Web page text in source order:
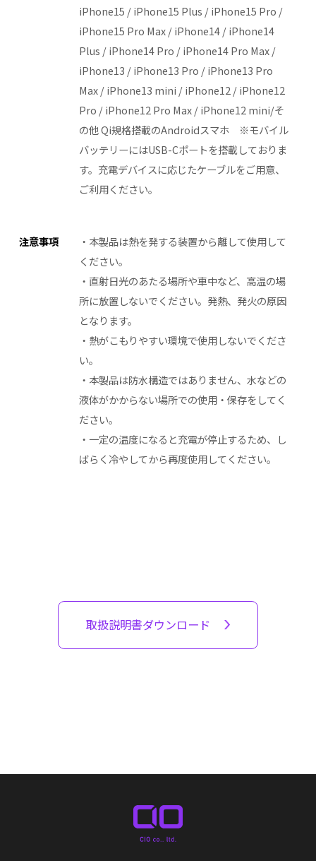
iPhone15 / iPhone15 Plus / iPhone15 Pro /
iPhone15 Pro Max / iPhone14 / iPhone14
Plus / iPhone14 Pro / iPhone14 Pro Max /
iPhone13 / iPhone13 Pro / iPhone13 Pro
Max / iPhone13 mini / iPhone12 / iPhone12
Pro / iPhone12 Pro Max / iPhone12 mini/そ
の他 Qi規格搭載のAndroidスマホ ※モバイル
バッテリーにはUSB-Cポートを搭載しておりま
す。充電デバイスに応じたケーブルをご用意、
ご利用ください。
注意事項
・本製品は熱を発する装置から離して使用して
ください。
・直射日光のあたる場所や車中など、高温の場
所に放置しないでください。発熱、発火の原因
となります。
・熱がこもりやすい環境で使用しないでくださ
い。
・本製品は防水構造ではありません、水などの
液体がかからない場所での使用・保存をしてく
ださい。
・一定の温度になると充電が停止するため、し
ばらく冷やしてから再度使用してください。
取扱説明書ダウンロード